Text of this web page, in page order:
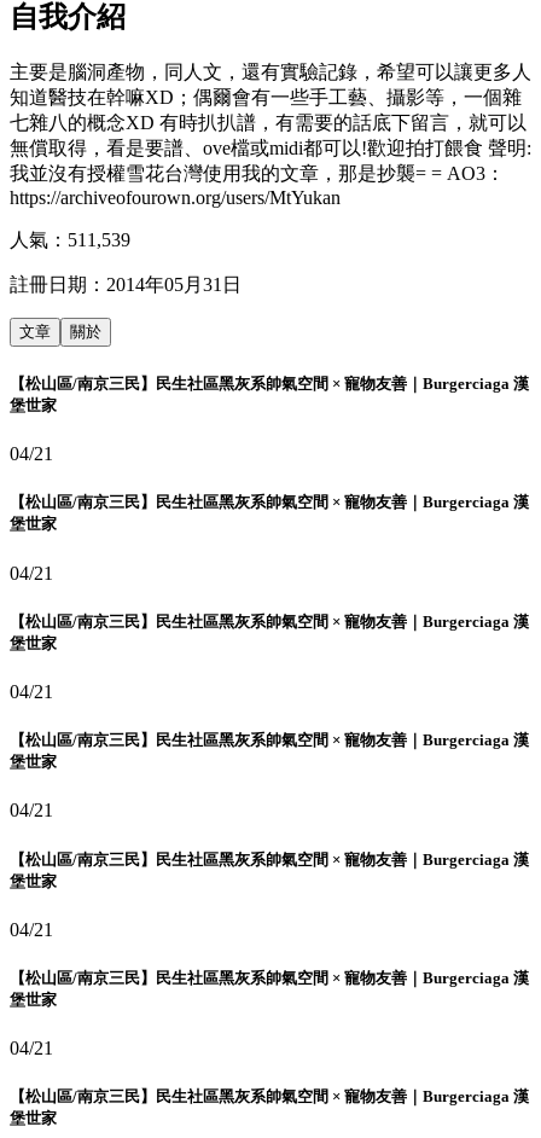
自我介紹
主要是腦洞產物，同人文，還有實驗記錄，希望可以讓更多人
知道醫技在幹嘛XD；偶爾會有一些手工藝、攝影等，一個雜
七雜八的概念XD 有時扒扒譜，有需要的話底下留言，就可以
無償取得，看是要譜、ove檔或midi都可以!歡迎拍打餵食 聲明:
我並沒有授權雪花台灣使用我的文章，那是抄襲= = AO3：
https://archiveofourown.org/users/MtYukan
人氣： 511,539
註冊日期： 2014年05月31日
文章 關於
【松山區/南京三民】民生社區黑灰系帥氣空間 × 寵物友善｜Burgerciaga 漢
堡世家
04/21
【松山區/南京三民】民生社區黑灰系帥氣空間 × 寵物友善｜Burgerciaga 漢
堡世家
04/21
【松山區/南京三民】民生社區黑灰系帥氣空間 × 寵物友善｜Burgerciaga 漢
堡世家
04/21
【松山區/南京三民】民生社區黑灰系帥氣空間 × 寵物友善｜Burgerciaga 漢
堡世家
04/21
【松山區/南京三民】民生社區黑灰系帥氣空間 × 寵物友善｜Burgerciaga 漢
堡世家
04/21
【松山區/南京三民】民生社區黑灰系帥氣空間 × 寵物友善｜Burgerciaga 漢
堡世家
04/21
【松山區/南京三民】民生社區黑灰系帥氣空間 × 寵物友善｜Burgerciaga 漢
堡世家